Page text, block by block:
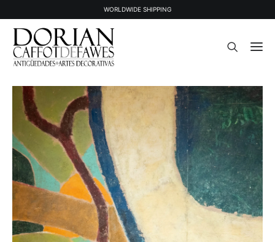
WORLDWIDE SHIPPING
OBJETS VENDUS
À PROPOS
PRESSE
CONTACT
NEWSLETTER